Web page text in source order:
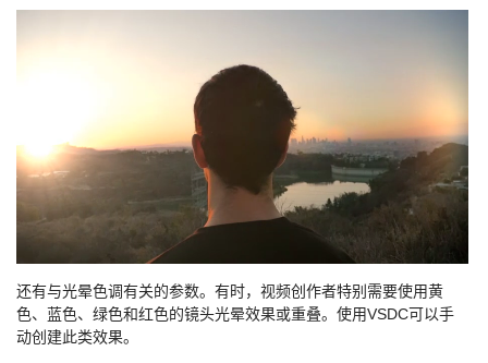
还有与光晕色调有关的参数。有时，视频创作者特别需要使用黄
色、蓝色、绿色和红色的镜头光晕效果或重叠。使用VSDC可以手
动创建此类效果。